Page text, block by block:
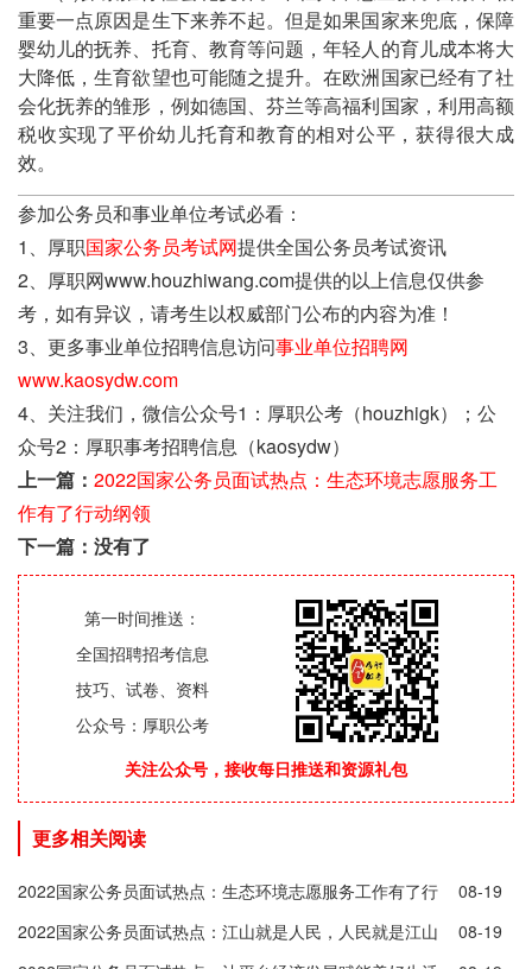
重要一点原因是生下来养不起。但是如果国家来兜底，保障
婴幼儿的抚养、托育、教育等问题，年轻人的育儿成本将大
大降低，生育欲望也可能随之提升。在欧洲国家已经有了社
会化抚养的雏形，例如德国、芬兰等高福利国家，利用高额
税收实现了平价幼儿托育和教育的相对公平，获得很大成
效。
参加公务员和事业单位考试必看：
1、厚职国家公务员考试网提供全国公务员考试资讯
2、厚职网www.houzhiwang.com提供的以上信息仅供参
考，如有异议，请考生以权威部门公布的内容为准！
3、更多事业单位招聘信息访问事业单位招聘网
www.kaosydw.com
4、关注我们，微信公众号1：厚职公考（houzhigk）；公
众号2：厚职事考招聘信息（kaosydw）
上一篇： 2022国家公务员面试热点：生态环境志愿服务工
作有了行动纲领
下一篇：没有了
第一时间推送：
全国招聘招考信息
技巧、试卷、资料
公众号：厚职公考
关注公众号，接收每日推送和资源礼包
更多相关阅读
2022国家公务员面试热点：生态环境志愿服务工作有了行
动纲领
08-19
2022国家公务员面试热点：江山就是人民，人民就是江山
08-19